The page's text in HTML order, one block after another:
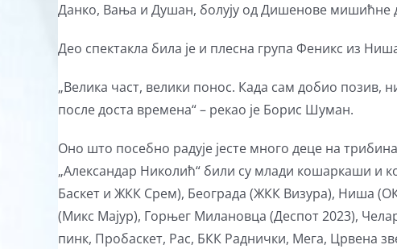
Данко, Вања и Душан, болују од Дишенове мишићне
Део спектакла била је и плесна група Феникс из
„Велика част, велики понос. Када сам добио позив,
после доста времена“ – рекао је Борис Шуман.
Оно што посебно радује јесте много деце на
„Александар Николић“ били су млади кошаркаши и
Баскет и ЖКК Срем), Београда (ЖКК Визура), Ниша
(Микс Мајур), Горњег Милановца (Деспот 2023),
пинк, Пробаскет, Рас, БКК Раднички, Мега, Црвена